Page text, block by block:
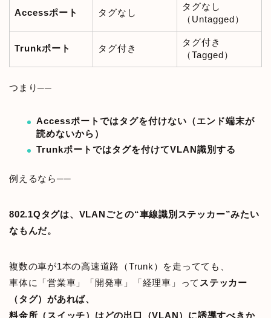
Accessポート タグなし
タグなし
（Untagged）
Trunkポート タグ付き
タグ付き
（Tagged）
つまり──
Accessポートではタグを付けない（エンド端末が
読めないから）
Trunkポートではタグを付けてVLAN識別する
例えるなら──
802.1Qタグは、VLANごとの“車線識別ステッカー”みたい
なもんだ。
複数の車が1本の高速道路（Trunk）を走ってても、
車体に「営業車」「開発車」「経理車」って ステッカー
（タグ）があれば、
料金所（スイッチ）はどの出口（VLAN）に誘導すべきか